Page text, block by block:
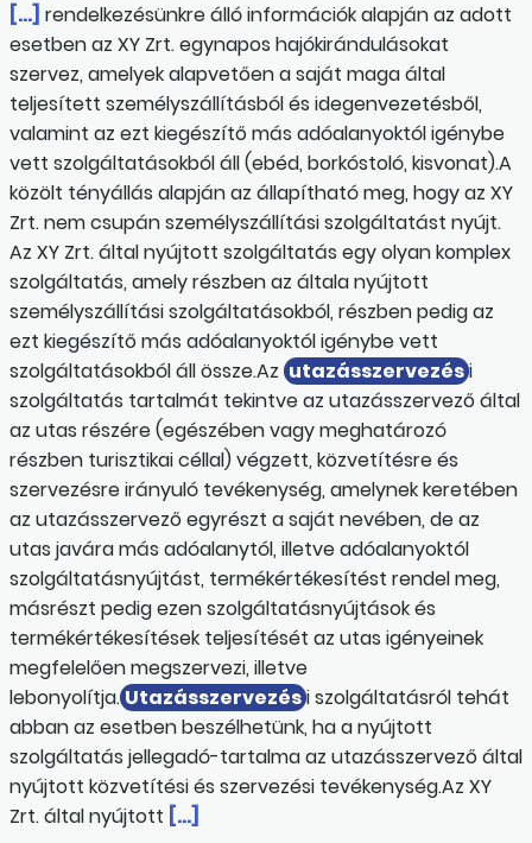
[…] rendelkezésünkre álló információk alapján az adott
esetben az XY Zrt. egynapos hajókirándulásokat
szervez, amelyek alapvetően a saját maga által
teljesített személyszállításból és idegenvezetésből,
valamint az ezt kiegészítő más adóalanyoktól igénybe
vett szolgáltatásokból áll (ebéd, borkóstoló, kisvonat).A
közölt tényállás alapján az állapítható meg, hogy az XY
Zrt. nem csupán személyszállítási szolgáltatást nyújt.
Az XY Zrt. által nyújtott szolgáltatás egy olyan komplex
szolgáltatás, amely részben az általa nyújtott
személyszállítási szolgáltatásokból, részben pedig az
ezt kiegészítő más adóalanyoktól igénybe vett
szolgáltatásokból áll össze.Az utazásszervezési
szolgáltatás tartalmát tekintve az utazásszervező által
az utas részére (egészében vagy meghatározó
részben turisztikai céllal) végzett, közvetítésre és
szervezésre irányuló tevékenység, amelynek keretében
az utazásszervező egyrészt a saját nevében, de az
utas javára más adóalanytól, illetve adóalanyoktól
szolgáltatásnyújtást, termékértékesítést rendel meg,
másrészt pedig ezen szolgáltatásnyújtások és
termékértékesítések teljesítését az utas igényeinek
megfelelően megszervezi, illetve
lebonyolítja. Utazásszervezési szolgáltatásról tehát
abban az esetben beszélhetünk, ha a nyújtott
szolgáltatás jellegadó-tartalma az utazásszervező által
nyújtott közvetítési és szervezési tevékenység.Az XY
Zrt. által nyújtott […]